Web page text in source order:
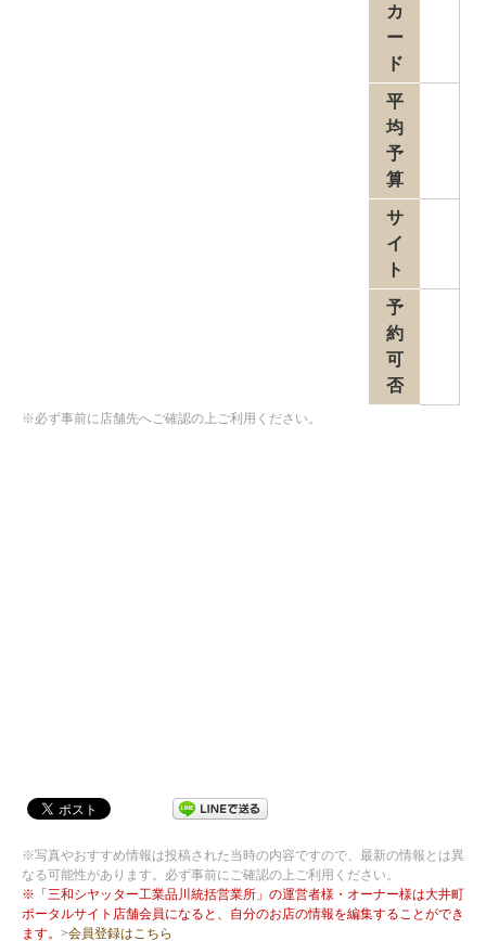
カ
ー
ド
平
均
予
算
サ
イ
ト
予
約
可
否
※必ず事前に店舗先へご確認の上ご利用ください。
※写真やおすすめ情報は投稿された当時の内容ですので、最新の情報とは異
なる可能性があります。必ず事前にご確認の上ご利用ください。
※「三和シヤッター工業品川統括営業所」の運営者様・オーナー様は大井町
ポータルサイト店舗会員になると、自分のお店の情報を編集することができ
ます。 >会員登録はこちら